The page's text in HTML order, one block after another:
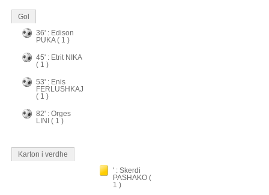
Gol
36' : Edison
PUKA ( 1 )
45' : Etrit NIKA
( 1 )
53' : Enis
FERLUSHKAJ
( 1 )
82' : Orges
LINI ( 1 )
Karton i verdhe
' : Skerdi
PASHAKO (
1 )